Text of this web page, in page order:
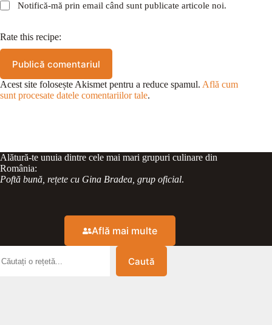
Notifică-mă prin email când sunt publicate articole noi.
Rate this recipe:
Publică comentariul
Acest site folosește Akismet pentru a reduce spamul. Află cum
sunt procesate datele comentariilor tale.
Alătură-te unuia dintre cele mai mari grupuri culinare din
România:
Poftă bună, rețete cu Gina Bradea, grup oficial.
Află mai multe
Caută